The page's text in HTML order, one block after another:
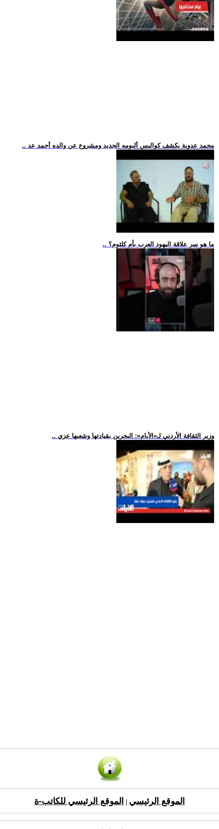
.. محمد عدوية يكشف كواليس ألبومه الجديد ومشروع عن والده أحمد عد
.. ما هو سر علاقة اليهود العرب بأم كلثوم؟
.. وزير الثقافة الأردني لـ«الأيام»: البحرين بقيادتها وشعبها عزي
الموقع الرئيسي الموقع الرئيسي للكاتب-ة